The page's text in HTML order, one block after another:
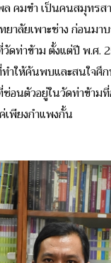
ล คมขำ เป็นคนสมุทรส
ยาลัยเพาะช่าง ก่อนมา
ดท่าข้าม ตั้งแต่ปี พ.ศ.
ำให้ค้นพบและสนใจศึก
อนตัวอยู่ในวัดท่าข้าม
เพียงกำแพงกั้น